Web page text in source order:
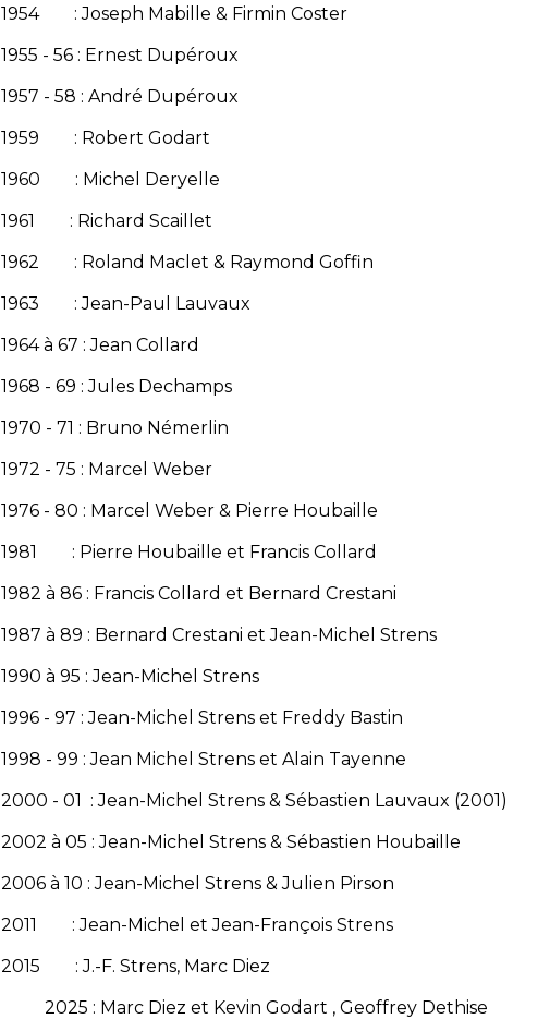
1954 : Joseph Mabille & Firmin Coster
1955 - 56 : Ernest Dupéroux
1957 - 58 : André Dupéroux
1959 : Robert Godart
1960 : Michel Deryelle
1961 : Richard Scaillet
1962 : Roland Maclet & Raymond Goffin
1963 : Jean-Paul Lauvaux
1964 à 67 : Jean Collard
1968 - 69 : Jules Dechamps
1970 - 71 : Bruno Némerlin
1972 - 75 : Marcel Weber
1976 - 80 : Marcel Weber & Pierre Houbaille
1981 : Pierre Houbaille et Francis Collard
1982 à 86 : Francis Collard et Bernard Crestani
1987 à 89 : Bernard Crestani et Jean-Michel Strens
1990 à 95 : Jean-Michel Strens
1996 - 97 : Jean-Michel Strens et Freddy Bastin
1998 - 99 : Jean Michel Strens et Alain Tayenne
2000 - 01 : Jean-Michel Strens & Sébastien Lauvaux (2001)
2002 à 05 : Jean-Michel Strens & Sébastien Houbaille
2006 à 10 : Jean-Michel Strens & Julien Pirson
2011 : Jean-Michel et Jean-François Strens
2015 : J.-F. Strens, Marc Diez
2025 : Marc Diez et Kevin Godart , Geoffrey Dethise